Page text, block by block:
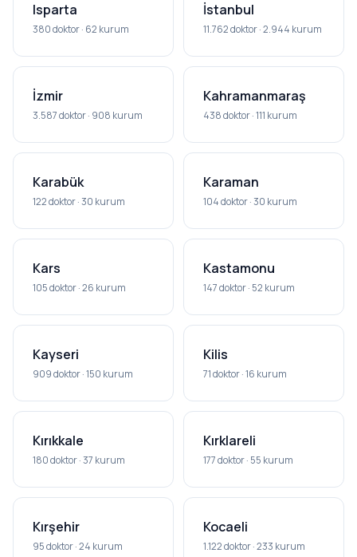
Isparta
380 doktor · 62 kurum
İstanbul
11.762 doktor · 2.944 kurum
İzmir
3.587 doktor · 908 kurum
Kahramanmaraş
438 doktor · 111 kurum
Karabük
122 doktor · 30 kurum
Karaman
104 doktor · 30 kurum
Kars
105 doktor · 26 kurum
Kastamonu
147 doktor · 52 kurum
Kayseri
909 doktor · 150 kurum
Kilis
71 doktor · 16 kurum
Kırıkkale
180 doktor · 37 kurum
Kırklareli
177 doktor · 55 kurum
Kırşehir
95 doktor · 24 kurum
Kocaeli
1.122 doktor · 233 kurum